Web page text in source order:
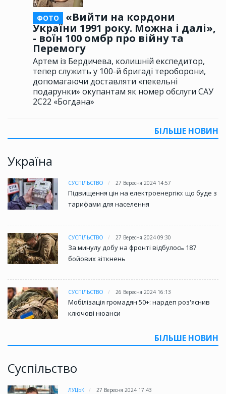
ФОТО
«Вийти на кордони
України 1991 року. Можна і далі»,
- воїн 100 омбр про війну та
Перемогу
Артем із Бердичева, колишній експедитор,
тепер служить у 100-й бригаді тероборони,
допомагаючи доставляти «пекельні
подарунки» окупантам як номер обслуги САУ
2С22 «Богдана»
БІЛЬШЕ НОВИН
Україна
СУСПІЛЬСТВО 27 Вересня 2024 14:57
Підвищення цін на електроенергію: що буде з
тарифами для населення
СУСПІЛЬСТВО 27 Вересня 2024 09:30
За минулу добу на фронті відбулось 187
бойових зіткнень
СУСПІЛЬСТВО 26 Вересня 2024 16:13
Мобілізація громадян 50+: нардеп роз'яснив
ключові нюанси
БІЛЬШЕ НОВИН
Суспільство
ЛУЦЬК
27 Вересня 2024 17:43